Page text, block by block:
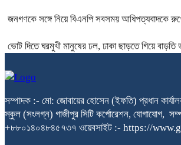
জনগণকে সঙ্গে নিয়ে বিএনপি সবসময় আধিপত্যবাদকে
ভোট দিতে ঘরমুখী মানুষের ঢল, ঢাকা ছাড়তে গিয়ে
সম্পাদক :- মো: জোবায়ের হোসেন (ইফতি) প্রধান কার্যালয়
স্কুল (সংলগ্ন) গাজীপুর সিটি কর্পোরেশন, যোগাযোগ,
+৮৮০১৪০৪৮৪৫৭৩৭ ওয়েবসাইট :- https://